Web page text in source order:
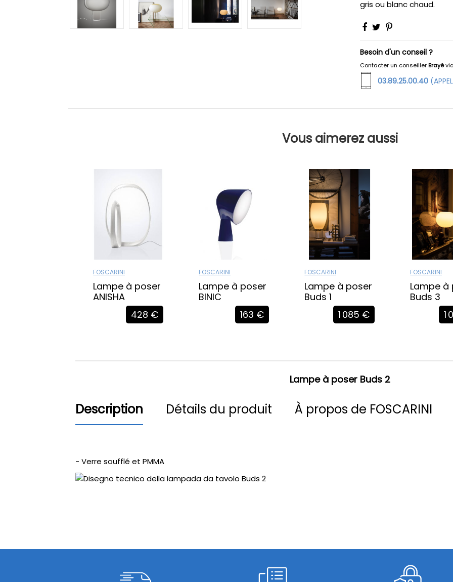
gris ou blanc chaud.
Besoin d'un conseil ?
Contacter un conseillerBrayé
03.89.25.00.40
Vous aimerez aussi
FOSCARINI
Lampe à poser
ANISHA
428 €
FOSCARINI
Lampe à poser
BINIC
163 €
FOSCARINI
Lampe à poser
Buds 1
1 085 €
FOSCARINI
Lampe à
Buds 3
1
Lampe à poser Buds 2
Description Détails du produit À propos de FOSCARINI
- Verre soufflé et PMMA